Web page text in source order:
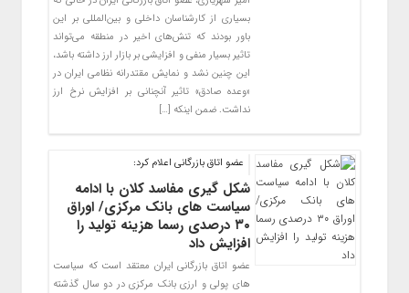
بسیاری از کارشناسان داخلی و بین‌المللی بر این
باور بودند که تنش‌های اخیر در منطقه می‌تواند
تاثیر بسیار منفی و افزایشی بر بازار ارز داشته باشد،
این چنین نشد و نمایش مقتدرانه نظامی ایران در
«وعده صادق» تاثیر آنچنانی بر افزایش نرخ ارز
نداشت. ضمن اینکه […]
عضو اتاق بازرگانی اعلام کرد:
شکل گیری مفاسد کلان با ادامه
سیاست های بانک مرکزی/ اوراق
۳۰ درصدی رسما هزینه تولید را
افزایش داد
عضو اتاق بازرگانی ایران معتقد است که سیاست
های پولی و ارزی بانک مرکزی در دو سال گذشته